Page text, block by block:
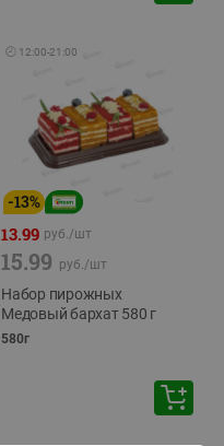
🕘 12:00-21:00
-13%
13.99 руб./шт
15.99 руб./шт
Набор пирожных
Медовый бархат 580 г
580г